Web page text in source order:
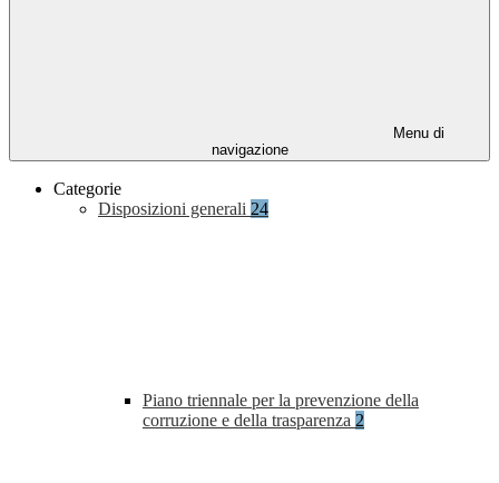
Menu di
navigazione
Categorie
Disposizioni generali 24
Piano triennale per la prevenzione della
corruzione e della trasparenza 2